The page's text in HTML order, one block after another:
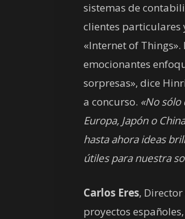
sistemas de
clientes particulares
«Internet of
emocionantes
sorpresas», dice
a concurso. «No sólo
Europa, Japón o
hasta ahora ideas
útiles para nuestra
Carlos Eres,
proyectos